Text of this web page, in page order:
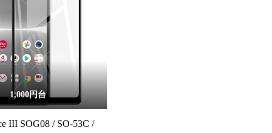
1,000円台
III SOG08 / SO-53C /